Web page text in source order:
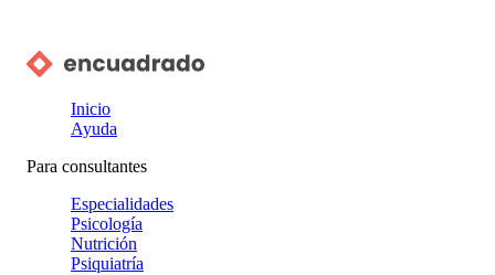
Inicio
Ayuda
Para consultantes
Especialidades
Psicología
Nutrición
Psiquiatría